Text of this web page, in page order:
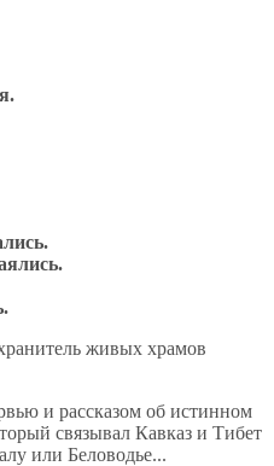
живых храмов
и рассказом об истинном
связывал Кавказ и Тибет
или Беловодье...